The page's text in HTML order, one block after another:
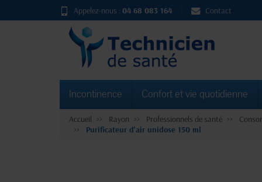
Appelez-nous : 04 68 083 164 Contact
Incontinence Confort et vie quotidienne
Accueil Rayon Professionnels de santé
Purificateur d'air unidose 150 ml